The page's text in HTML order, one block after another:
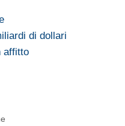
di dollari
affitto